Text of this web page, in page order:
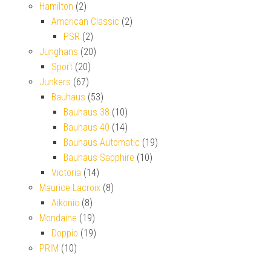
Hamilton (2)
American Classic (2)
PSR (2)
Junghans (20)
Sport (20)
Junkers (67)
Bauhaus (53)
Bauhaus 38 (10)
Bauhaus 40 (14)
Bauhaus Automatic (19)
Bauhaus Sapphire (10)
Victoria (14)
Maurice Lacroix (8)
Aikonic (8)
Mondaine (19)
Doppio (19)
PRIM (10)